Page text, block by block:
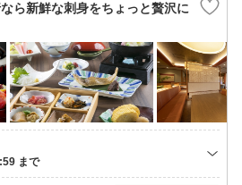
ら新鮮な刺身をちょっと贅沢に